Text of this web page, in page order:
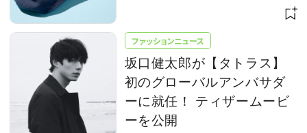
ファッションニュース
坂口健太郎が【タトラス】
初のグローバルアンバサダ
ーに就任！ ティザームービ
ーを公開